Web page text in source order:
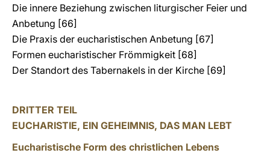
Die innere Beziehung zwischen liturgischer Feier und
Anbetung [66]
Die Praxis der eucharistischen Anbetung [67]
Formen eucharistischer Frömmigkeit [68]
Der Standort des Tabernakels in der Kirche [69]
DRITTER TEIL
EUCHARISTIE, EIN GEHEIMNIS, DAS MAN LEBT
Eucharistische Form des christlichen Lebens